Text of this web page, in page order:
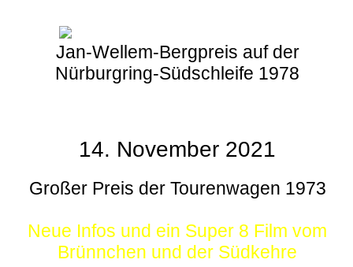
Jan-Wellem-Bergpreis auf der
Nürburgring-Südschleife 1978
14. November 2021
Großer Preis der Tourenwagen 1973
Neue Infos und ein Super 8 Film vom
Brünnchen und der Südkehre